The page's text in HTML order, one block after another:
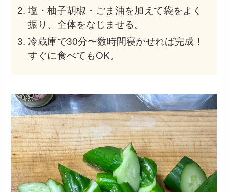
塩・柚子胡椒・ごま油を加えて袋をよく
振り、全体をなじませる。
冷蔵庫で30分〜数時間寝かせれば完成！
すぐに食べてもOK。